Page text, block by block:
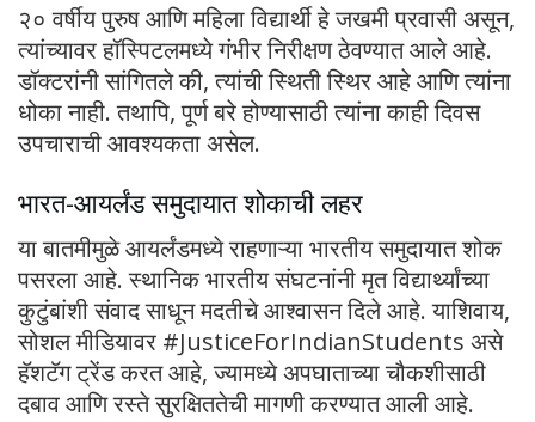
२० वर्षीय पुरुष आणि महिला विद्यार्थी हे जखमी प्रवासी असून,
त्यांच्यावर हॉस्पिटलमध्ये गंभीर निरीक्षण ठेवण्यात आले आहे.
डॉक्टरांनी सांगितले की, त्यांची स्थिती स्थिर आहे आणि त्यांना
धोका नाही. तथापि, पूर्ण बरे होण्यासाठी त्यांना काही दिवस
उपचाराची आवश्यकता असेल.
भारत-आयर्लंड समुदायात शोकाची लहर
या बातमीमुळे आयर्लंडमध्ये राहणाऱ्या भारतीय समुदायात शोक
पसरला आहे. स्थानिक भारतीय संघटनांनी मृत विद्यार्थ्यांच्या
कुटुंबांशी संवाद साधून मदतीचे आश्वासन दिले आहे. याशिवाय,
सोशल मीडियावर #JusticeForIndianStudents असे
हॅशटॅग ट्रेंड करत आहे, ज्यामध्ये अपघाताच्या चौकशीसाठी
दबाव आणि रस्ते सुरक्षिततेची मागणी करण्यात आली आहे.